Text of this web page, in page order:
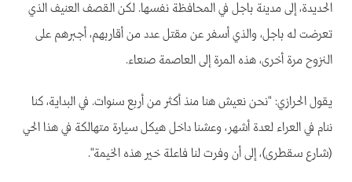
الحديدة، إلى مدينة باجل في المحافظة نفسها. لكن القصف العنيف الذي
تعرضت له باجل، والذي أسفر عن مقتل عدد من أقاربهم، أجبرهم على
النزوح مرة أخرى، هذه المرة إلى العاصمة صنعاء.
يقول الحرازي: "نحن نعيش هنا منذ أكثر من أربع سنوات. في البداية، كنا
ننام في العراء لعدة أشهر، وعشنا داخل هيكل سيارة متهالكة في هذا الحي
(شارع سقطرى)، إلى أن وفرت لنا فاعلة خير هذه الخيمة".